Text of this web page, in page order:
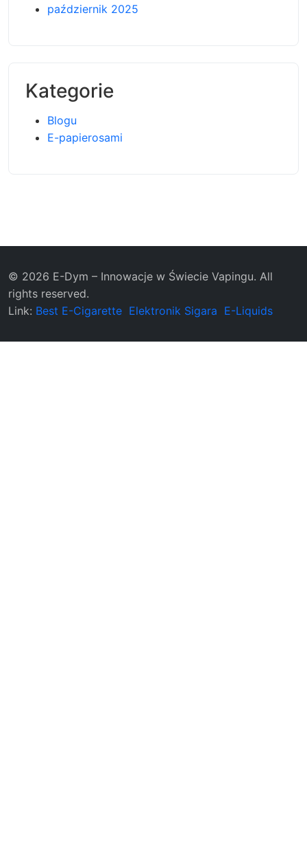
październik 2025
Kategorie
Blogu
E-papierosami
© 2026 E-Dym – Innowacje w Świecie Vapingu. All
rights reserved.
Link: Best E-Cigarette Elektronik Sigara E-Liquids